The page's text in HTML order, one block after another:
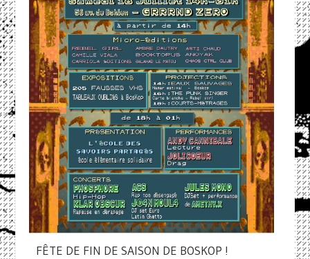
FÊTE DE FIN DE SAISON DE BOSKOP !